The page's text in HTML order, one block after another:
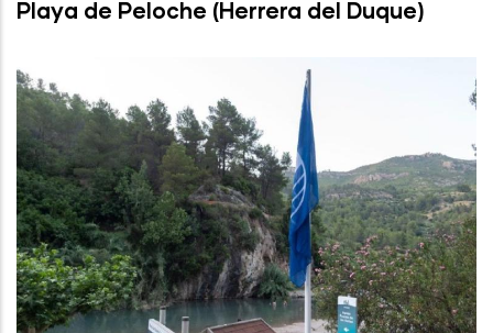
Playa de Peloche (Herrera del Duque)